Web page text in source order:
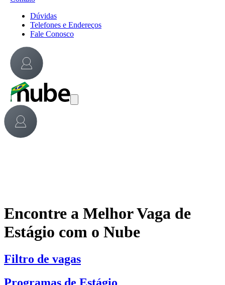
Dúvidas
Telefones e Endereços
Fale Conosco
Encontre a Melhor Vaga de
Estágio com o Nube
Filtro de vagas
Programas de Estágio